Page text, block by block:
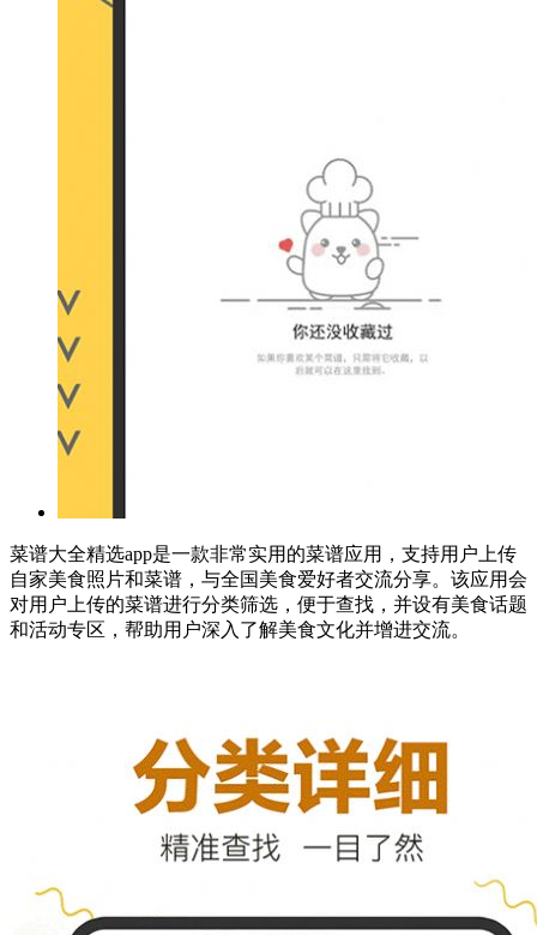
菜谱大全精选app是一款非常实用的菜谱应用，支持用户上传
自家美食照片和菜谱，与全国美食爱好者交流分享。该应用会
对用户上传的菜谱进行分类筛选，便于查找，并设有美食话题
和活动专区，帮助用户深入了解美食文化并增进交流。